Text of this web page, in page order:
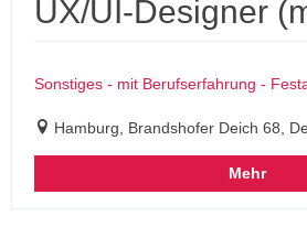
UX/UI-Designer
Sonstiges - mit Berufserfahrung -
Hamburg, Brandshofer Deich 68,
Mehr